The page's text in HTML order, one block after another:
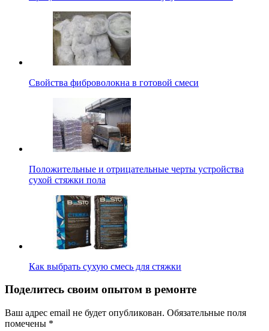
Свойства фиброволокна в готовой смеси
Положительные и отрицательные черты устройства
сухой стяжки пола
Как выбрать сухую смесь для стяжки
Поделитесь своим опытом в ремонте
Ваш адрес email не будет опубликован. Обязательные поля
помечены *